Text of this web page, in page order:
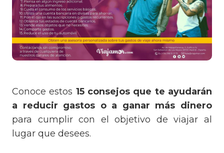
Conoce estos 15 consejos que te ayudarán
a reducir gastos o a ganar más dinero
para cumplir con el objetivo de viajar al
lugar que desees.